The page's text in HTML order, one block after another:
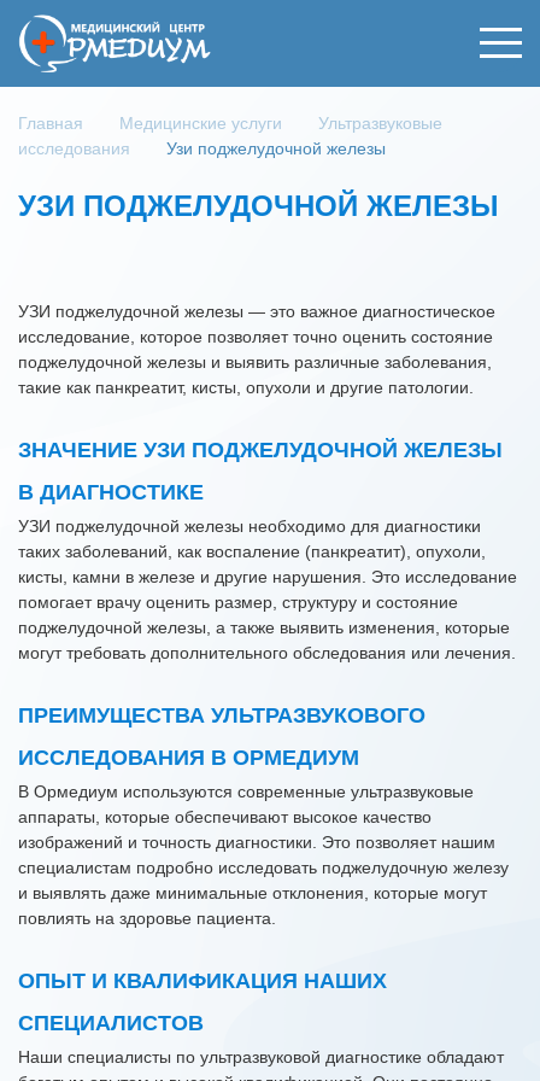
Главная Медицинские услуги
Ультразвуковые
исследования
Узи поджелудочной железы
УЗИ ПОДЖЕЛУДОЧНОЙ ЖЕЛЕЗЫ
УЗИ поджелудочной железы — это важное диагностическое
исследование, которое позволяет точно оценить состояние
поджелудочной железы и выявить различные заболевания,
такие как панкреатит, кисты, опухоли и другие патологии.
ЗНАЧЕНИЕ УЗИ ПОДЖЕЛУДОЧНОЙ ЖЕЛЕЗЫ
В ДИАГНОСТИКЕ
УЗИ поджелудочной железы необходимо для диагностики
таких заболеваний, как воспаление (панкреатит), опухоли,
кисты, камни в железе и другие нарушения. Это исследование
помогает врачу оценить размер, структуру и состояние
поджелудочной железы, а также выявить изменения, которые
могут требовать дополнительного обследования или лечения.
ПРЕИМУЩЕСТВА УЛЬТРАЗВУКОВОГО
ИССЛЕДОВАНИЯ В ОРМЕДИУМ
В Ормедиум используются современные ультразвуковые
аппараты, которые обеспечивают высокое качество
изображений и точность диагностики. Это позволяет нашим
специалистам подробно исследовать поджелудочную железу
и выявлять даже минимальные отклонения, которые могут
повлиять на здоровье пациента.
ОПЫТ И КВАЛИФИКАЦИЯ НАШИХ
СПЕЦИАЛИСТОВ
Наши специалисты по ультразвуковой диагностике обладают